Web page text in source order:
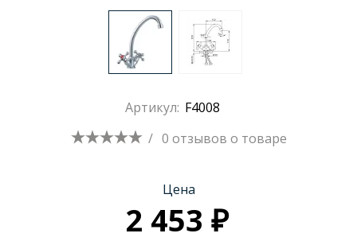
Артикул: F4008
/ 0 отзывов о товаре
Цена
2 453 ₽